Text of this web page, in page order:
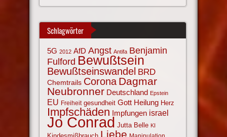
Schlagwörter
5G 2012 AfD Angst Antifa Benjamin
Fulford Bewußtsein
Bewußtseinswandel BRD
Chemtrails Corona Dagmar
Neubronner Deutschland Epstein
EU Freiheit gesundheit Gott Heilung Herz
Impfschäden Impfungen israel
Jo Conrad Jutta Belle KI
Liebe